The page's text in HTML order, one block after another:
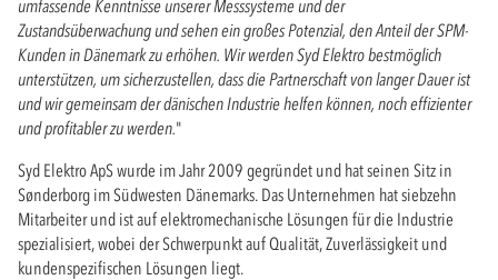
umfassende Kenntnisse unserer Messsysteme und der
Zustandsüberwachung und sehen ein großes Potenzial, den Anteil der SPM-
Kunden in Dänemark zu erhöhen. Wir werden Syd Elektro bestmöglich
unterstützen, um sicherzustellen, dass die Partnerschaft von langer Dauer ist
und wir gemeinsam der dänischen Industrie helfen können, noch effizienter
und profitabler zu werden."
Syd Elektro ApS wurde im Jahr 2009 gegründet und hat seinen Sitz in
Sønderborg im Südwesten Dänemarks. Das Unternehmen hat siebzehn
Mitarbeiter und ist auf elektromechanische Lösungen für die Industrie
spezialisiert, wobei der Schwerpunkt auf Qualität, Zuverlässigkeit und
kundenspezifischen Lösungen liegt.